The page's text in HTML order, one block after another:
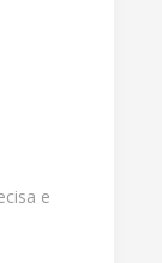
e